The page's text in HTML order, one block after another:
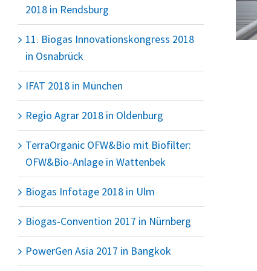
2018 in Rendsburg
11. Biogas Innovationskongress 2018
in Osnabrück
IFAT 2018 in München
Regio Agrar 2018 in Oldenburg
TerraOrganic OFW&Bio mit Biofilter:
OFW&Bio-Anlage in Wattenbek
Biogas Infotage 2018 in Ulm
Biogas-Convention 2017 in Nürnberg
PowerGen Asia 2017 in Bangkok